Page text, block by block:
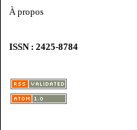
À propos
ISSN : 2425-8784